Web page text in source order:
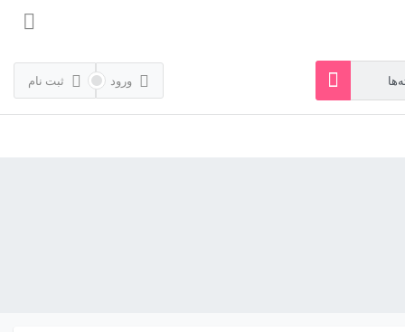
ورود ثبت نام